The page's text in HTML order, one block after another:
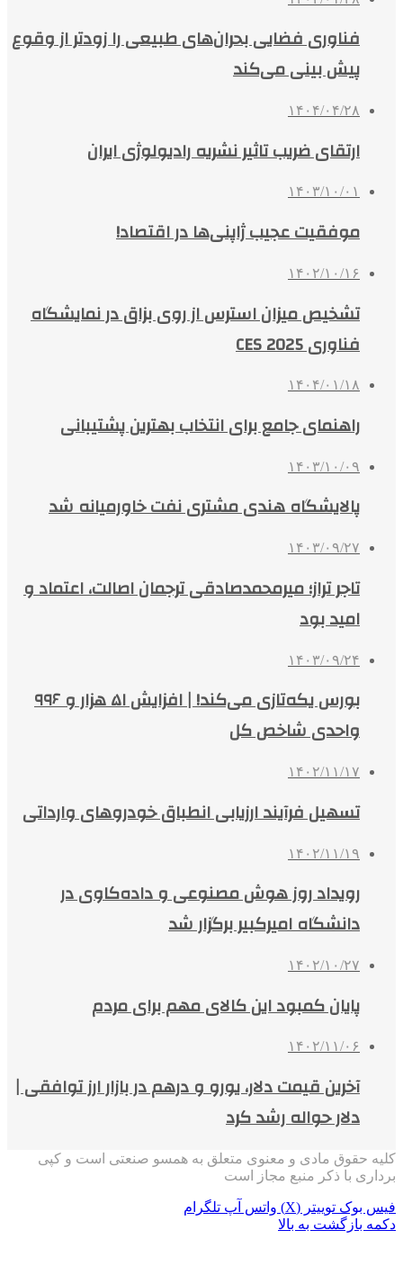
فناوری فضایی بحران‌های طبیعی را زودتر از وقوع
پیش بینی می‌کند
۱۴۰۴/۰۴/۲۸
ارتقای ضریب تاثیر نشریه رادیولوژی ایران
۱۴۰۳/۱۰/۰۱
موفقیت عجیب ژاپنی‌ها در اقتصاد!
۱۴۰۲/۱۰/۱۶
تشخیص میزان استرس از روی بزاق در نمایشگاه
فناوری CES 2025
۱۴۰۴/۰۱/۱۸
راهنمای جامع برای انتخاب بهترین پشتیبانی
۱۴۰۳/۱۰/۰۹
پالایشگاه هندی مشتری نفت خاورمیانه شد
۱۴۰۳/۰۹/۲۷
تاجر تراز؛ میرمحمدصادقی ترجمان اصالت، اعتماد و
امید بود
۱۴۰۳/۰۹/۲۴
بورس یکه‌تازی می‌کند! | افزایش ۵۱ هزار و ۹۹۶
واحدی شاخص کل
۱۴۰۲/۱۱/۱۷
تسهیل فرآیند ارزیابی انطباق خودروهای وارداتی
۱۴۰۲/۱۱/۱۹
رویداد روز هوش مصنوعی و داده‌کاوی در
دانشگاه امیرکبیر برگزار شد
۱۴۰۲/۱۰/۲۷
پایان کمبود این کالای مهم برای مردم
۱۴۰۲/۱۱/۰۶
آخرین قیمت دلار، یورو و درهم در بازار ارز توافقی |
دلار حواله رشد کرد
کلیه حقوق مادی و معنوی متعلق به همسو صنعتی است و کپی
برداری با ذکر منبع مجاز است
فیس بوک توییتر (X) واتس آپ تلگرام
دکمه بازگشت به بالا